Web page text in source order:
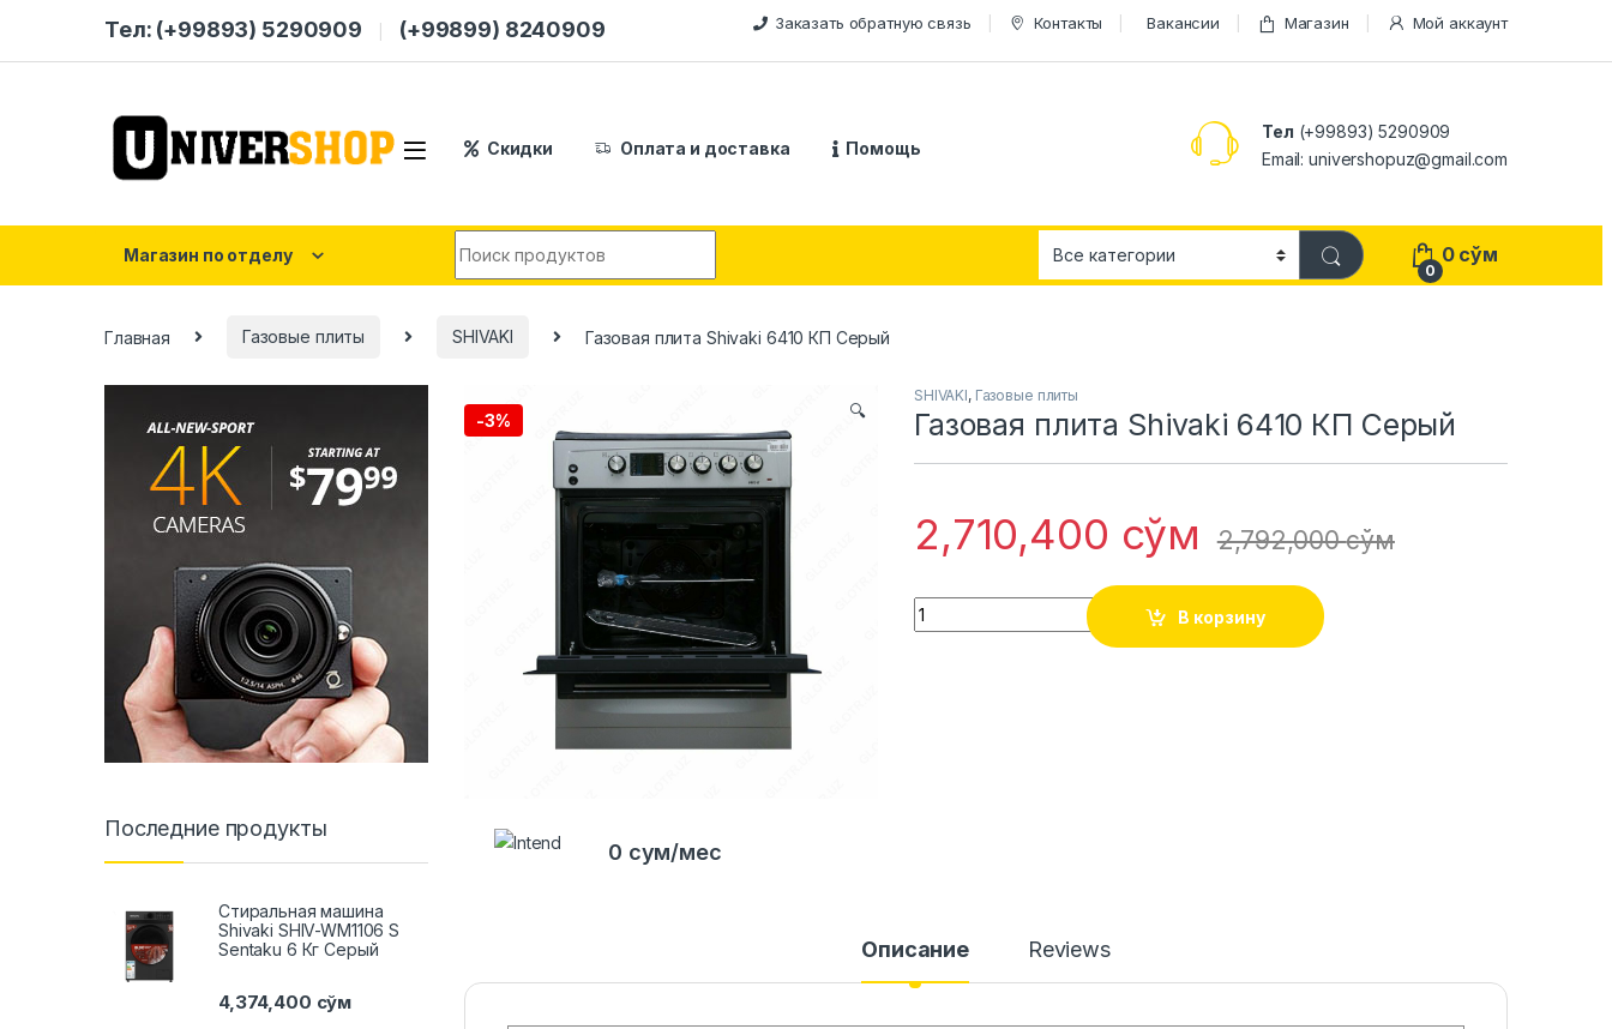
Тел: (+99893) 5290909 (+99899) 8240909 Заказать обратную связь Контакты Вакансии Магазин Мой аккаунт
Скидки Оплата и доставка Помощь
Тел (+99893) 5290909
Email: univershopuz@gmail.com
Магазин по отделу
0
0 сўм
Главная Газовые плиты SHIVAKI Газовая плита Shivaki 6410 КП Серый
-3% 🔍
SHIVAKI, Газовые плиты
Газовая плита Shivaki 6410 КП Серый
2,710,400 сўм 2,792,000сўм
Quantity
В корзину
0 сум/мес
Описание Reviews
Последние продукты
Стиральная машина
Shivaki SHIV-WM1106 S
Sentaku 6 Кг Серый
4,374,400 сўм